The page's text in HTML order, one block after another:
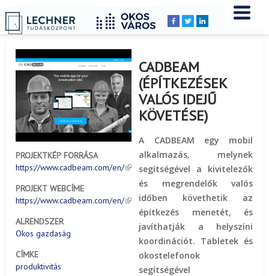
Breadcrumbs
YOU
ARE
HERE:
Címlap Peldatar
PROJEKTKÉP FORRÁSA
https://www.cadbeam.com/en/
PROJEKT WEBCÍME
https://www.cadbeam.com/en/
ALRENDSZER
Okos gazdaság
CÍMKE
produktivitás
CADBEAM
(ÉPÍTKEZÉSEK
VALÓS IDEJŰ
KÖVETÉSE)
A CADBEAM egy mobil
alkalmazás, melynek
segítségével a kivitelezők
és megrendelők valós
időben követhetik az
építkezés menetét, és
javíthatják a helyszíni
koordinációt. Tabletek és
okostelefonok
segítségével